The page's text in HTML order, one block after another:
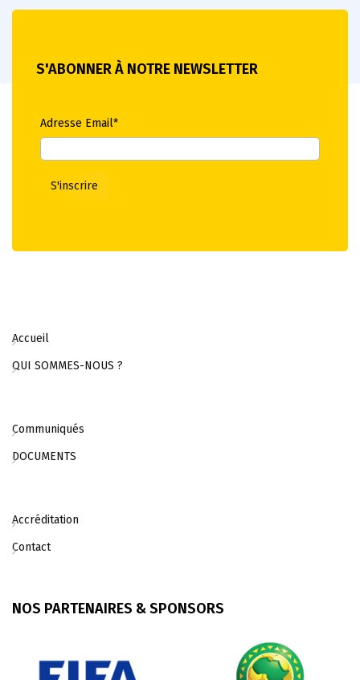
S'ABONNER À NOTRE NEWSLETTER
Adresse Email*
Accueil
QUI SOMMES-NOUS ?
Communiqués
DOCUMENTS
Accréditation
Contact
NOS PARTENAIRES & SPONSORS